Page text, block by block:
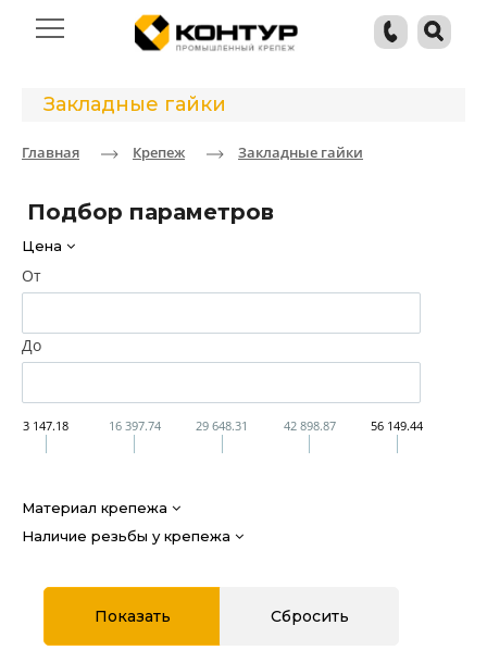
Закладные гайки
Главная Крепеж Закладные гайки
Подбор параметров
Цена
От
До
3 147.18 16 397.74 29 648.31 42 898.87 56 149.44
Материал крепежа
Наличие резьбы у крепежа